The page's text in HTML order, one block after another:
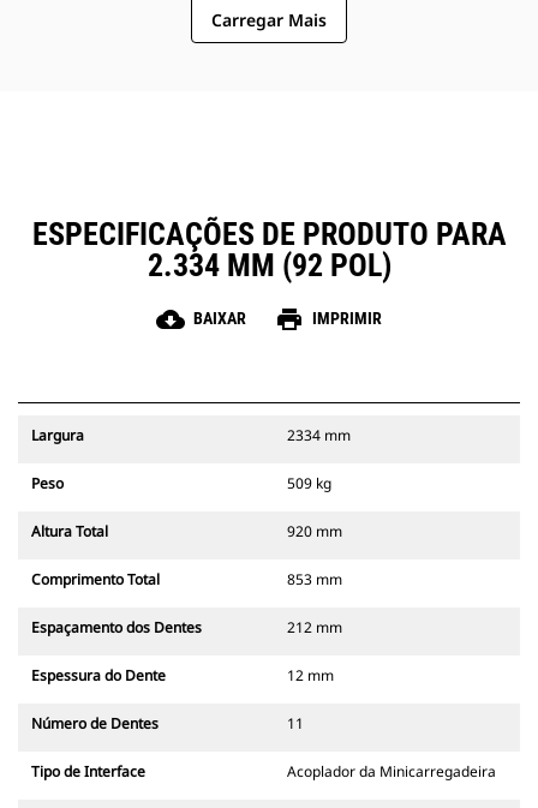
Carregar Mais
ESPECIFICAÇÕES DE PRODUTO PARA
2.334 MM (92 POL)
cloud_download BAIXAR print IMPRIMIR
Largura 2334 mm
Peso 509 kg
Altura Total 920 mm
Comprimento Total 853 mm
Espaçamento dos Dentes 212 mm
Espessura do Dente 12 mm
Número de Dentes 11
Tipo de Interface Acoplador da Minicarregadeira